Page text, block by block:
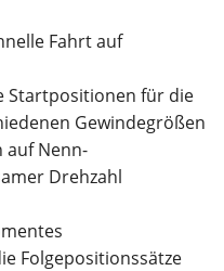
Fahrt auf
Startpositionen für die
Gewindegrößen
auf Nenn-
Drehzahl
Folgepositionssätze